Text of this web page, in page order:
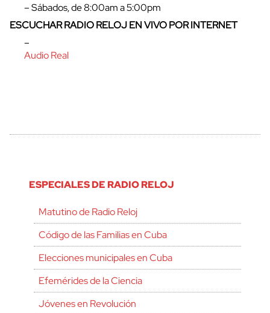
– Sábados, de 8:00am a 5:00pm
ESCUCHAR RADIO RELOJ EN VIVO POR INTERNET
–
Audio Real
ESPECIALES DE RADIO RELOJ
Matutino de Radio Reloj
Código de las Familias en Cuba
Elecciones municipales en Cuba
Efemérides de la Ciencia
Jóvenes en Revolución